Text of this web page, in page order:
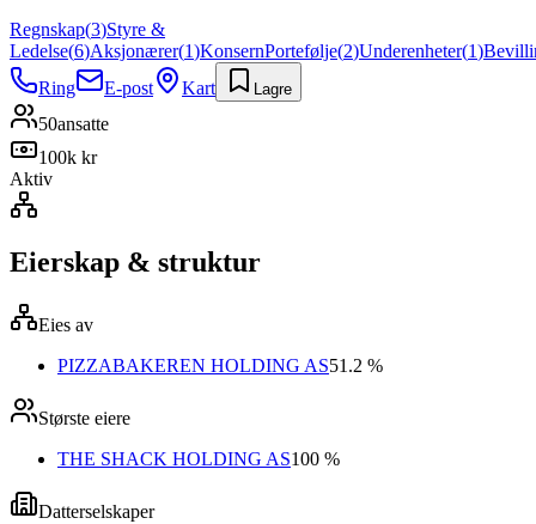
Regnskap(3)Styre &
Ledelse(6)Aksjonærer(1)KonsernPortefølje(2)Underenheter(1)
Ring
E-post Kart Lagre
50ansatte
100k kr
Aktiv
Eierskap & struktur
Eies av
PIZZABAKEREN HOLDING AS51.2 %
Største eiere
THE SHACK HOLDING AS100 %
Datterselskaper